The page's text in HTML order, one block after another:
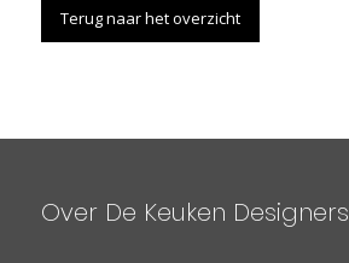
Terug naar het overzicht
Over De Keuken Designers